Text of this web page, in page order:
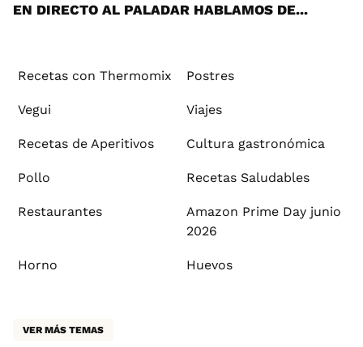
EN DIRECTO AL PALADAR HABLAMOS DE...
Recetas con Thermomix Postres
Vegui Viajes
Recetas de Aperitivos Cultura gastronómica
Pollo Recetas Saludables
Restaurantes
Amazon Prime Day junio
2026
Horno Huevos
VER MÁS TEMAS